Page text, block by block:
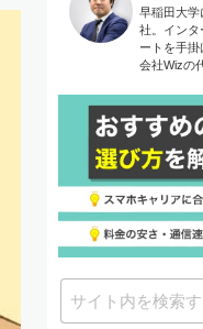
早稲田大学
社。インタ
ートを手
会社Wizの